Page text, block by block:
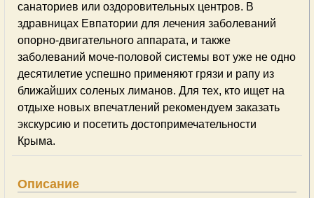
санаториев или оздоровительных центров. В
здравницах Евпатории для лечения заболеваний
опорно-двигательного аппарата, и также
заболеваний моче-половой системы вот уже не одно
десятилетие успешно применяют грязи и рапу из
ближайших соленых лиманов. Для тех, кто ищет на
отдыхе новых впечатлений рекомендуем заказать
экскурсию и посетить достопримечательности
Крыма.
Описание